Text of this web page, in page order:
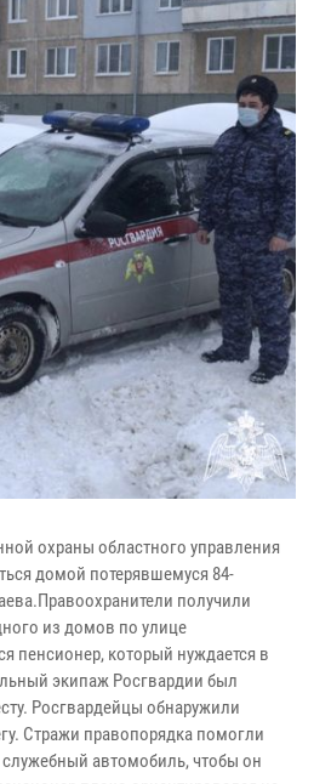
охраны областного управления
домой потерявшемуся 84-
получили
из домов по улице
пенсионер, который нуждается в
экипаж Росгвардии был
Росгвардейцы обнаружили
Стражи правопорядка помогли
автомобиль, чтобы он